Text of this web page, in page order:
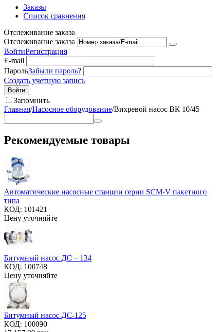
Заказы
Список сравнения
Отслеживание заказа
Отслеживание заказа
ВойтиРегистрация
E-mail
ПарольЗабыли пароль?
Создать учетную запись
Войти
Запомнить
Главная/Насосное оборудование/Вихревой насос ВК 10/45
Рекомендуемые товары
Автоматические насосные станции серии SCM-V пакетного
типа
КОД: 101421
Цену уточняйте
Битумный насос ДС – 134
КОД: 100748
Цену уточняйте
Битумный насос ДС-125
КОД: 100090